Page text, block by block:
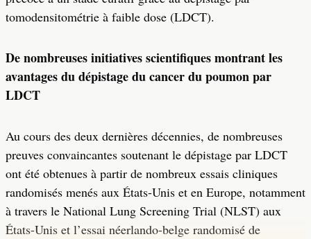
tomodensitométrie à faible dose (LDCT).
De nombreuses initiatives scientifiques montrant les
avantages du dépistage du cancer du poumon par
LDCT
Au cours des deux dernières décennies, de nombreuses
preuves convaincantes soutenant le dépistage par LDCT
ont été obtenues à partir de nombreux essais cliniques
randomisés menés aux États-Unis et en Europe, notamment
à travers le National Lung Screening Trial (NLST) aux
États-Unis et l’essai néerlando-belge randomisé de